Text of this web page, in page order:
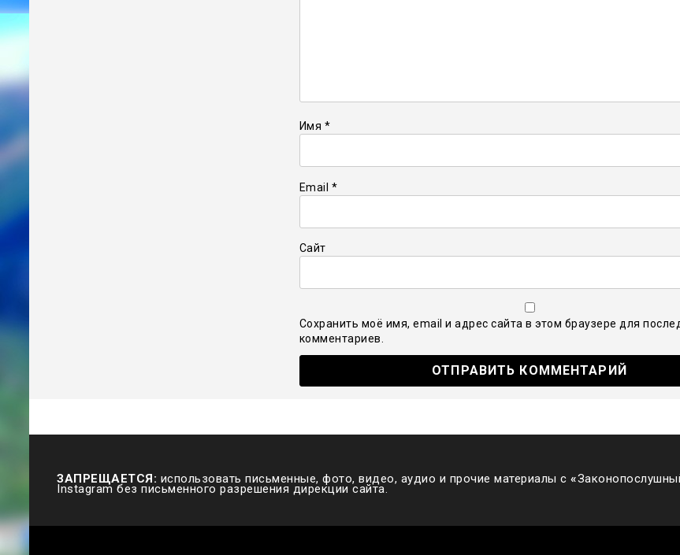
Имя *
Email *
Сайт
Сохранить моё имя, email и адрес сайта в этом браузере для
комментариев.
ЗАПРЕЩАЕТСЯ: использовать письменные, фото, видео, аудио и прочие материалы с «
Instagram без письменного разрешения дирекции сайта.